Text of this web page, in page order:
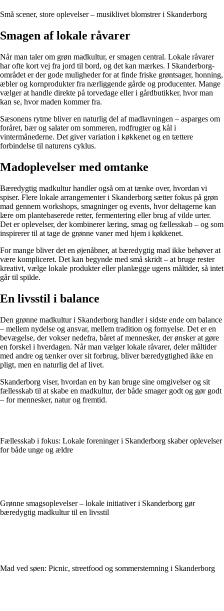
Små scener, store oplevelser – musiklivet blomstrer i Skanderborg
Smagen af lokale råvarer
Når man taler om grøn madkultur, er smagen central. Lokale råvarer
har ofte kort vej fra jord til bord, og det kan mærkes. I Skanderborg-
området er der gode muligheder for at finde friske grøntsager, honning,
æbler og kornprodukter fra nærliggende gårde og producenter. Mange
vælger at handle direkte på torvedage eller i gårdbutikker, hvor man
kan se, hvor maden kommer fra.
Sæsonens rytme bliver en naturlig del af madlavningen – asparges om
foråret, bær og salater om sommeren, rodfrugter og kål i
vintermånederne. Det giver variation i køkkenet og en tættere
forbindelse til naturens cyklus.
Madoplevelser med omtanke
Bæredygtig madkultur handler også om at tænke over, hvordan vi
spiser. Flere lokale arrangementer i Skanderborg sætter fokus på grøn
mad gennem workshops, smagninger og events, hvor deltagerne kan
lære om plantebaserede retter, fermentering eller brug af vilde urter.
Det er oplevelser, der kombinerer læring, smag og fællesskab – og som
inspirerer til at tage de grønne vaner med hjem i køkkenet.
For mange bliver det en øjenåbner, at bæredygtig mad ikke behøver at
være kompliceret. Det kan begynde med små skridt – at bruge rester
kreativt, vælge lokale produkter eller planlægge ugens måltider, så intet
går til spilde.
En livsstil i balance
Den grønne madkultur i Skanderborg handler i sidste ende om balance
– mellem nydelse og ansvar, mellem tradition og fornyelse. Det er en
bevægelse, der vokser nedefra, båret af mennesker, der ønsker at gøre
en forskel i hverdagen. Når man vælger lokale råvarer, deler måltider
med andre og tænker over sit forbrug, bliver bæredygtighed ikke en
pligt, men en naturlig del af livet.
Skanderborg viser, hvordan en by kan bruge sine omgivelser og sit
fællesskab til at skabe en madkultur, der både smager godt og gør godt
– for mennesker, natur og fremtid.
Fællesskab i fokus: Lokale foreninger i Skanderborg skaber oplevelser
for både unge og ældre
Grønne smagsoplevelser – lokale initiativer i Skanderborg gør
bæredygtig madkultur til en livsstil
Mad ved søen: Picnic, streetfood og sommerstemning i Skanderborg